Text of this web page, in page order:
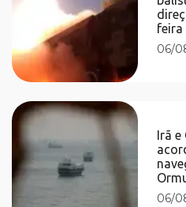
feira
06/
Irã e
06/